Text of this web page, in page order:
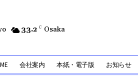
33.2 C Osaka
会社案内 本紙・電子版 お知らせ